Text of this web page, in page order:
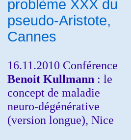
problème XXX du
pseudo-Aristote,
Cannes
16.11.2010 Conférence
Benoit Kullmann : le
concept de maladie
neuro-dégénérative
(version longue), Nice